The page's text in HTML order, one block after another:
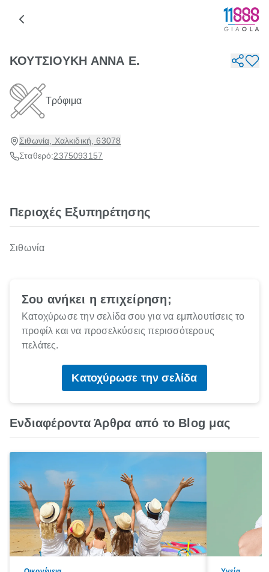
ΚΟΥΤΣΙΟΥΚΗ ΑΝΝΑ Ε.
Τρόφιμα
Σιθωνία, Χαλκιδική, 63078
Σταθερό:2375093157
Περιοχές Εξυπηρέτησης
Σιθωνία
Σου ανήκει η επιχείρηση;
Κατοχύρωσε την σελίδα σου για να εμπλουτίσεις το
προφίλ και να προσελκύσεις περισσότερους
πελάτες.
Κατοχύρωσε την σελίδα
Ενδιαφέροντα Άρθρα από το Blog μας